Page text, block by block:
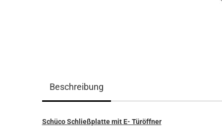
Beschreibung
Schüco Schließplatte mit E- Türöffner